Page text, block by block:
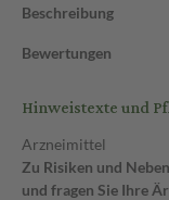
Beschreibung
Bewertungen
Hinweistexte und
Arzneimittel
Zu Risiken und
und fragen Sie Ihre